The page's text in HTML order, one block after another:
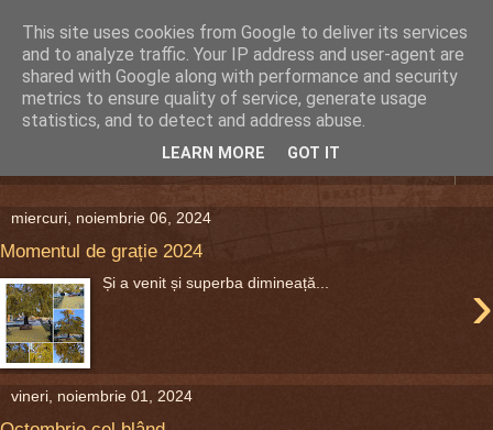
DEFERLĂRI
Despre şi pentru Bacău. Totul la obiect.
miercuri, noiembrie 06, 2024
Momentul de grație 2024
›
Și a venit și superba dimineață...
vineri, noiembrie 01, 2024
This site uses cookies from Google to deliver its services
and to analyze traffic. Your IP address and user-agent are
shared with Google along with performance and security
metrics to ensure quality of service, generate usage
statistics, and to detect and address abuse.
LEARN MORE GOT IT